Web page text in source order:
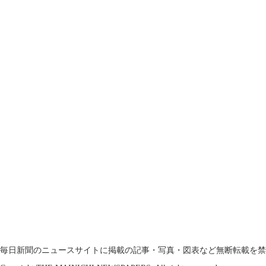
毎日新聞のニュースサイトに掲載の記事・写真・図表など無断転載を